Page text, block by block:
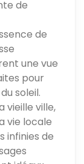
de
de
une vue
pour
soleil.
vieille ville,
vie locale
infinies de